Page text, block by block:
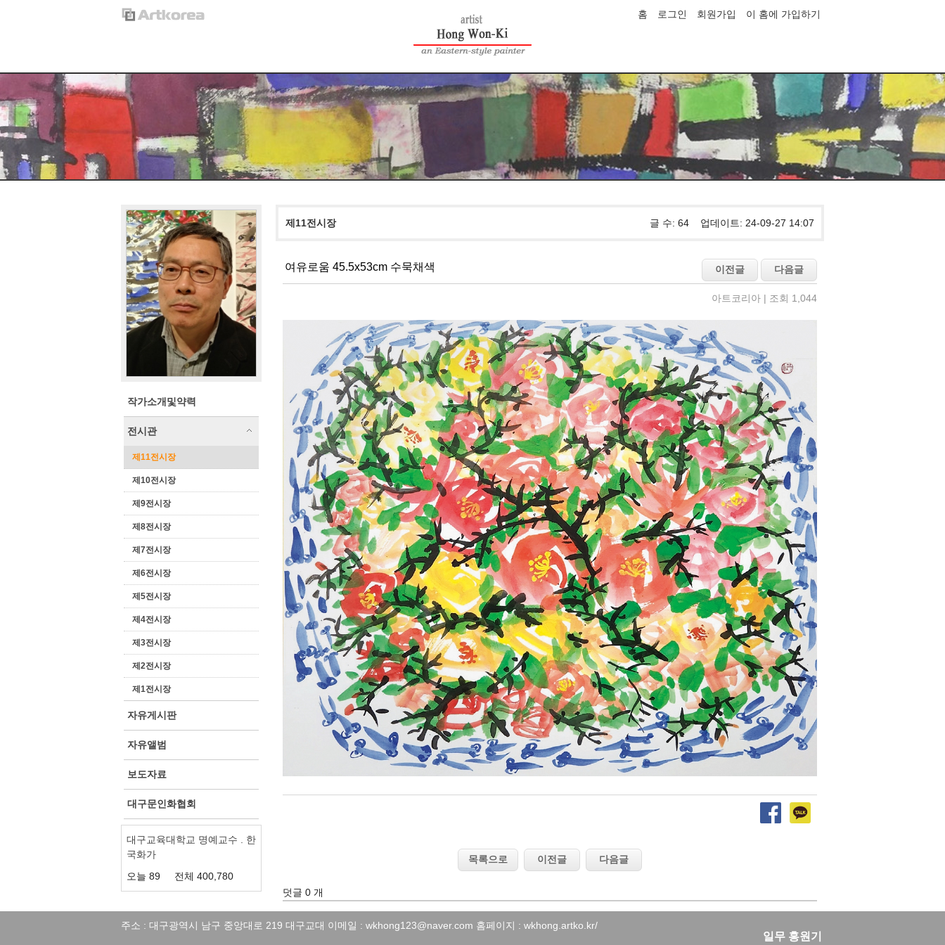
홈 로그인 회원가입 이 홈에 가입하기
작가소개및약력
전시관
제11전시장
제10전시장
제9전시장
제8전시장
제7전시장
제6전시장
제5전시장
제4전시장
제3전시장
제2전시장
제1전시장
자유게시판
자유앨범
보도자료
대구문인화협회
대구교육대학교 명예교수 . 한
국화가
오늘 89 전체 400,780
글 수: 64 업데이트: 24-09-27 14:07
제11전시장
여유로움 45.5x53cm 수묵채색
아트코리아 | 조회 1,044
덧글 0 개
주소 : 대구광역시 남구 중앙대로 219 대구교대 이메일 : wkhong123@naver.com 홈페이지 : wkhong.artko.kr/
일무 홍원기